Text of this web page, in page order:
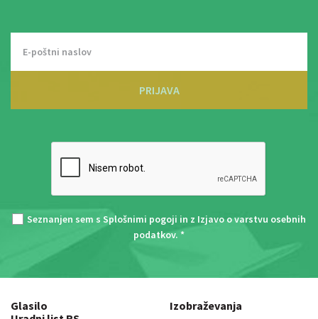
PRIJAVA
Seznanjen sem s Splošnimi pogoji in z Izjavo o varstvu osebnih
podatkov. *
Glasilo
Izobraževanja